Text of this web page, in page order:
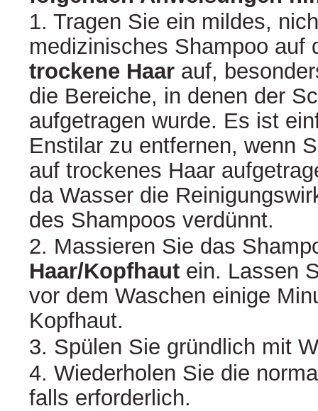
1. Tragen Sie ein mildes,
medizinisches Shampoo auf
trockene Haar auf,
die Bereiche, in denen der
aufgetragen wurde. Es ist
Enstilar zu entfernen, wenn
auf trockenes Haar
da Wasser die
des Shampoos verdünnt.
2. Massieren Sie das
Haar/Kopfhaut ein. Lassen
vor dem Waschen einige
Kopfhaut.
3. Spülen Sie gründlich mit
4. Wiederholen Sie die
falls erforderlich.